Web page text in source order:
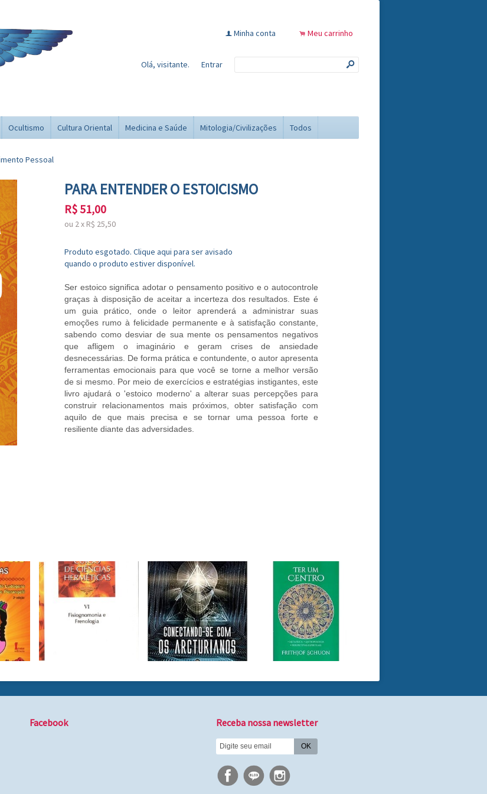
f Minha conta . Meu carrinho
Olá, visitante. Entrar s
Ocultismo Cultura Oriental Medicina e Saúde Mitologia/Civilizações Todos
Pessoal
PARA ENTENDER O ESTOICISMO
R$51,00
ou 2x R$ 25,50
Produto esgotado. Clique aqui para ser avisado
quando o produto estiver disponível.
Ser estoico significa adotar o pensamento positivo e o autocontrole
graças à disposição de aceitar a incerteza dos resultados. Este é
um guia prático, onde o leitor aprenderá a administrar suas
emoções rumo à felicidade permanente e à satisfação constante,
sabendo como desviar de sua mente os pensamentos negativos
que afligem o imaginário e geram crises de ansiedade
desnecessárias. De forma prática e contundente, o autor apresenta
ferramentas emocionais para que você se torne a melhor versão
de si mesmo. Por meio de exercícios e estratégias instigantes, este
livro ajudará o 'estoico moderno' a alterar suas percepções para
construir relacionamentos mais próximos, obter satisfação com
aquilo de que mais precisa e se tornar uma pessoa forte e
resiliente diante das adversidades.
Facebook Receba nossa newsletter